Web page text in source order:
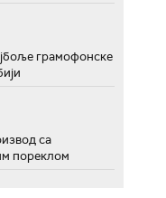
грамофонске
са
пореклом